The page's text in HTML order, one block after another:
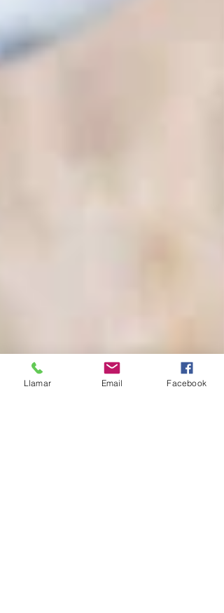
Llamar Email Facebook